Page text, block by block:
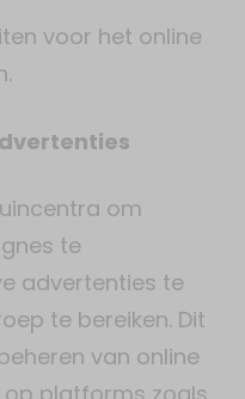
voor het online
om
te
advertenties te
te bereiken. Dit
van online